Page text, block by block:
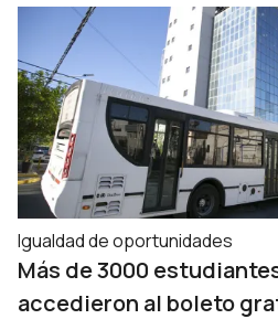
Igualdad de oportunidades
Más de 3000
accedieron al boleto